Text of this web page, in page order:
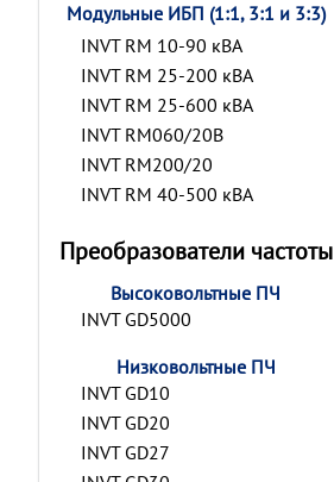
Модульные ИБП (1:1, 3:1 и 3:3)
INVT RM 10-90 кВА
INVT RM 25-200 кВА
INVT RM 25-600 кВА
INVT RM060/20B
INVT RM200/20
INVT RM 40-500 кВА
Преобразователи частоты
Высоковольтные ПЧ
INVT GD5000
Низковольтные ПЧ
INVT GD10
INVT GD20
INVT GD27